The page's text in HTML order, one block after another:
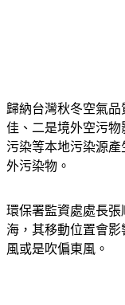
歸納台灣秋冬空氣
佳、二是境外空污
污染等本地污染源產
環保署監資處處長
海，其移動位置會影